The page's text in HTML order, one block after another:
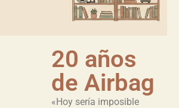
20 años
de Airbag
«Hoy sería imposible